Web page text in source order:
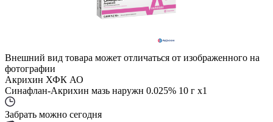
Внешний вид товара может отличаться от изображенного на
фотографии
Акрихин ХФК АО
Синафлан-Акрихин мазь наружн 0.025% 10 г x1
Забрать можно сегодня